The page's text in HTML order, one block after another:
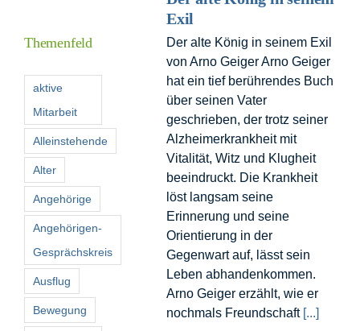
Exil
Der alte König in seinem Exil
von Arno Geiger Arno Geiger
hat ein tief berührendes Buch
über seinen Vater
geschrieben, der trotz seiner
Alzheimerkrankheit mit
Vitalität, Witz und Klugheit
beeindruckt. Die Krankheit
löst langsam seine
Erinnerung und seine
Orientierung in der
Gegenwart auf, lässt sein
Leben abhandenkommen.
Arno Geiger erzählt, wie er
nochmals Freundschaft [...]
Themenfeld
aktive
Mitarbeit
Alleinstehende
Alter
Angehörige
Angehörigen-
Gesprächskreis
Ausflug
Bewegung